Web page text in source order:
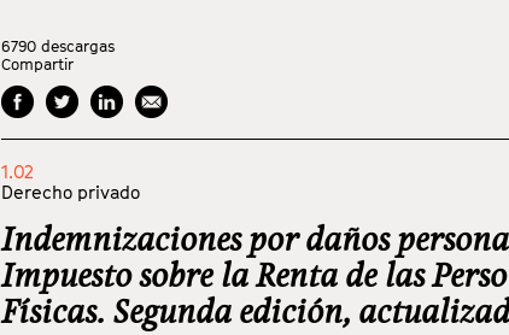
6790 descargas
Compartir
1.02
Derecho privado
Indemnizaciones por daños
Impuesto sobre la Renta de las
Físicas. Segunda edición,